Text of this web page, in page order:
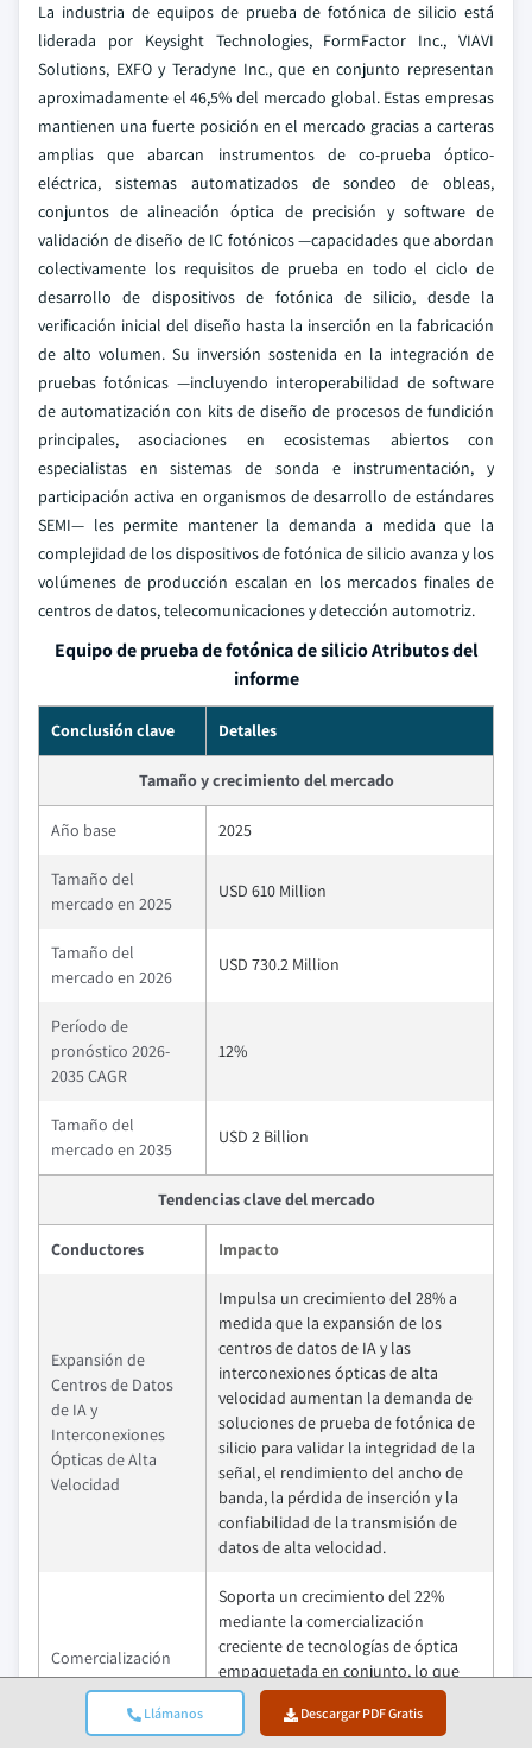
Llámanos Descargar PDF Gratis
La industria de equipos de prueba de fotónica de silicio está
liderada por Keysight Technologies, FormFactor Inc., VIAVI
Solutions, EXFO y Teradyne Inc., que en conjunto representan
aproximadamente el 46,5% del mercado global. Estas empresas
mantienen una fuerte posición en el mercado gracias a carteras
amplias que abarcan instrumentos de co-prueba óptico-
eléctrica, sistemas automatizados de sondeo de obleas,
conjuntos de alineación óptica de precisión y software de
validación de diseño de IC fotónicos —capacidades que abordan
colectivamente los requisitos de prueba en todo el ciclo de
desarrollo de dispositivos de fotónica de silicio, desde la
verificación inicial del diseño hasta la inserción en la fabricación
de alto volumen. Su inversión sostenida en la integración de
pruebas fotónicas —incluyendo interoperabilidad de software
de automatización con kits de diseño de procesos de fundición
principales, asociaciones en ecosistemas abiertos con
especialistas en sistemas de sonda e instrumentación, y
participación activa en organismos de desarrollo de estándares
SEMI— les permite mantener la demanda a medida que la
complejidad de los dispositivos de fotónica de silicio avanza y los
volúmenes de producción escalan en los mercados finales de
centros de datos, telecomunicaciones y detección automotriz.
Equipo de prueba de fotónica de silicio Atributos del
informe
Conclusión clave Detalles
Tamaño y crecimiento del mercado
Año base 2025
Tamaño del
mercado en 2025
USD 610 Million
Tamaño del
mercado en 2026
USD 730.2 Million
Período de
pronóstico 2026-
2035 CAGR
12%
Tamaño del
mercado en 2035
USD 2 Billion
Tendencias clave del mercado
Conductores Impacto
Expansión de
Centros de Datos
de IA y
Interconexiones
Ópticas de Alta
Velocidad
Impulsa un crecimiento del 28% a
medida que la expansión de los
centros de datos de IA y las
interconexiones ópticas de alta
velocidad aumentan la demanda de
soluciones de prueba de fotónica de
silicio para validar la integridad de la
señal, el rendimiento del ancho de
banda, la pérdida de inserción y la
confiabilidad de la transmisión de
datos de alta velocidad.
Comercialización
Creciente de
Tecnologías de
Óptica
Soporta un crecimiento del 22%
mediante la comercialización
creciente de tecnologías de óptica
empaquetada en conjunto, lo que
requiere equipos avanzados de
prueba óptico-eléctrica para la